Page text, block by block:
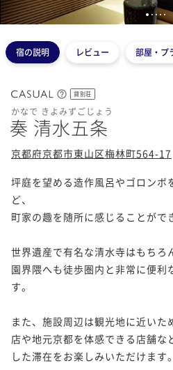
1 234 5
宿の説明 レビュー 部屋・プ
貸別荘
かなで きよみずごじょう
奏 清水五条
京都府京都市東山区梅林町564-17
坪庭を望める造作風呂やゴロンボ
ど、
町家の趣を随所に感じることがで
世界遺産で有名な清水寺はもちろ
園界隈へも徒歩圏内と非常に便利
す。
また、施設周辺は観光地に近いた
店や地元京都を体感できる店舗な
した滞在をお楽しみいただけます。